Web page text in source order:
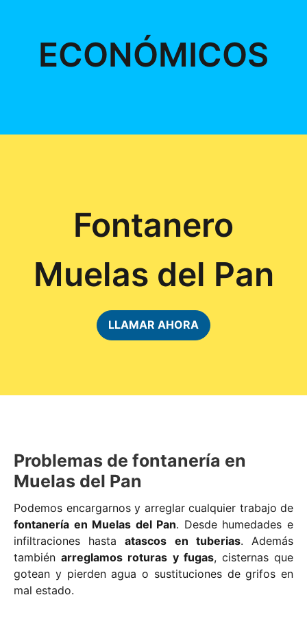
ECONÓMICOS
Fontanero
Muelas del Pan
LLAMAR AHORA
Problemas de fontanería en
Muelas del Pan
Podemos encargarnos y arreglar cualquier trabajo de
fontanería en Muelas del Pan. Desde humedades e
infiltraciones hastaatascos en tuberias. Además
tambiénarreglamos roturas y fugas, cisternas que
gotean y pierden agua o sustituciones de grifos en
mal estado.